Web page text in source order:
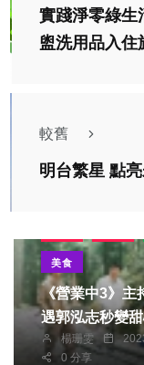
實踐淨零綠生
盥洗用品入住
較舊
明台繁星 點
美食
《營業中3》主
遇郭泓志秒變
楊珊雯
0 分享